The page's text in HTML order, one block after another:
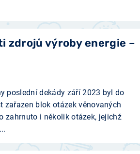
zdrojů výroby energie –
poslední dekády září 2023 byl do
zařazen blok otázek věnovaných
zahrnuto i několik otázek, jejichž